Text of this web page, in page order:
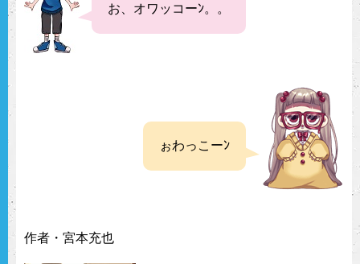
お、オワッコーﾝ。。
ぉわっこーﾝ
作者・宮本充也